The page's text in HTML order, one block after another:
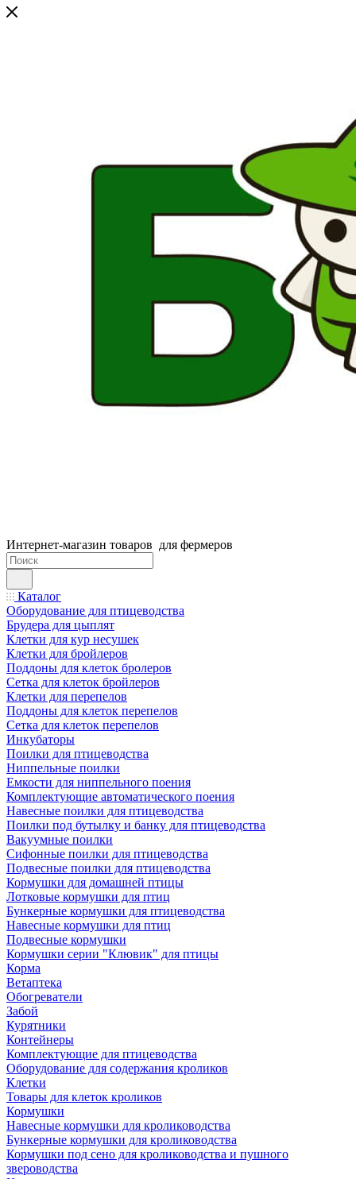
Интернет-магазин товаров для фермеров
Каталог
Оборудование для птицеводства
Брудера для цыплят
Клетки для кур несушек
Клетки для бройлеров
Поддоны для клеток бролеров
Сетка для клеток бройлеров
Клетки для перепелов
Поддоны для клеток перепелов
Сетка для клеток перепелов
Инкубаторы
Поилки для птицеводства
Ниппельные поилки
Емкости для ниппельного поения
Комплектующие автоматического поения
Навесные поилки для птицеводства
Поилки под бутылку и банку для птицеводства
Вакуумные поилки
Сифонные поилки для птицеводства
Подвесные поилки для птицеводства
Кормушки для домашней птицы
Лотковые кормушки для птиц
Бункерные кормушки для птицеводства
Навесные кормушки для птиц
Подвесные кормушки
Кормушки серии "Клювик" для птицы
Корма
Ветаптека
Обогреватели
Забой
Курятники
Контейнеры
Комплектующие для птицеводства
Оборудование для содержания кроликов
Клетки
Товары для клеток кроликов
Кормушки
Навесные кормушки для кролиководства
Бункерные кормушки для кролиководства
Кормушки под сено для кролиководства и пушного
звероводства